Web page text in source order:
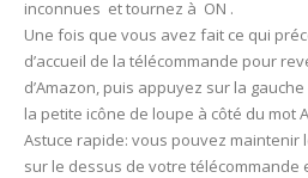
inconnues et tournez à ON .
Une fois que vous avez fait ce qui
d’accueil de la télécommande pour
d’Amazon, puis appuyez sur la
la petite icône de loupe à côté du mot
Astuce rapide: vous pouvez maintenir
sur le dessus de votre télécommande